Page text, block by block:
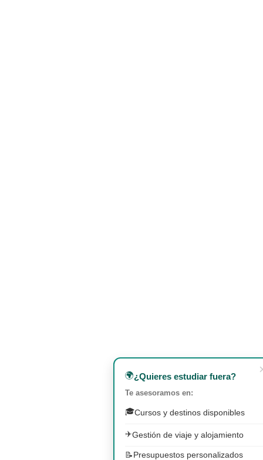
🌍¿Quieres estudiar fuera?
Te asesoramos en:
🎓Cursos y destinos disponibles
✈️Gestión de viaje y alojamiento
📝 Presupuestos personalizados